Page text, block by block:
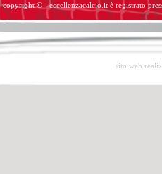
copyright © - eccellenzacalcio.it è registrato
sito web